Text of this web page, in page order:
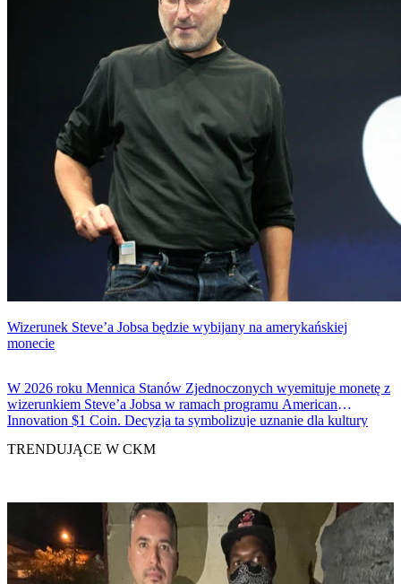
Wizerunek Steve’a Jobsa będzie wybijany na amerykańskiej
monecie
W 2026 roku Mennica Stanów Zjednoczonych wyemituje monetę z
wizerunkiem Steve’a Jobsa w ramach programu American
Innovation $1 Coin. Decyzja ta symbolizuje uznanie dla kultury
indywidualnego geniusza w amerykańskiej narracji technologicznej.
TRENDUJĄCE W CKM